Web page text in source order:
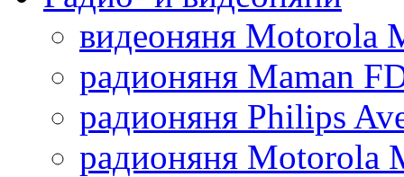
видеоняня Motorola
радионяня Maman
радионяня Philips
радионяня Motorola